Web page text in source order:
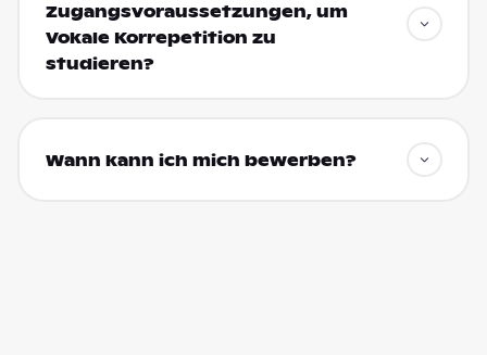
Zugangsvoraussetzungen, um
Vokale Korrepetition zu
studieren?
Wann kann ich mich bewerben?